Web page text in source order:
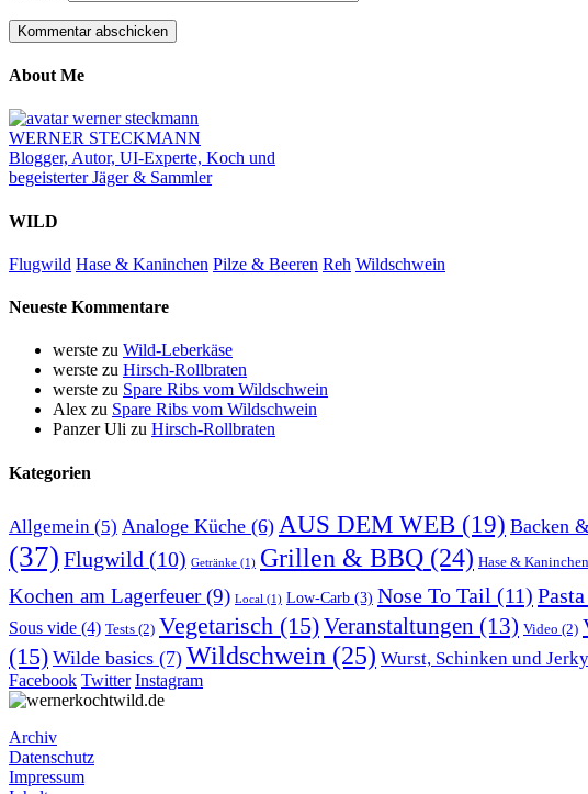
About Me
WERNER STECKMANN
Blogger, Autor, UI-Experte, Koch und
begeisterter Jäger & Sammler
WILD
Flugwild Hase & Kaninchen Pilze & Beeren Reh Wildschwein
Neueste Kommentare
werste zu Wild-Leberkäse
werste zu Hirsch-Rollbraten
werste zu Spare Ribs vom Wildschwein
Alex zu Spare Ribs vom Wildschwein
Panzer Uli zu Hirsch-Rollbraten
Kategorien
Allgemein (5) Analoge Küche (6) AUS DEM WEB (19) Backen
(37) Flugwild (10) Getränke (1) Grillen & BBQ (24) Hase & Kaninchen
Kochen am Lagerfeuer(9) Local (1) Low-Carb (3) Nose To Tail (11) Pasta
Sous vide (4) Tests (2) Vegetarisch (15)Veranstaltungen (13) Video (2)
(15) Wilde basics (7) Wildschwein (25) Wurst, Schinken und Jerky
Facebook Twitter Instagram
Archiv
Datenschutz
Impressum